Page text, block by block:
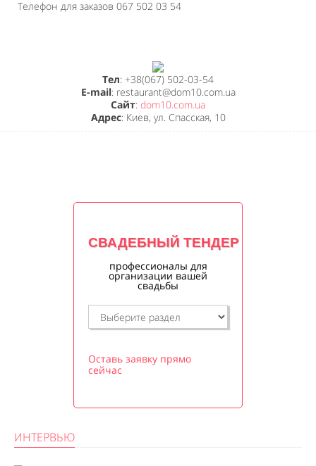
Телефон для заказов 067 502 03 54
Тел: +38(067) 502-03-54
E-mail: restaurant@dom10.com.ua
Сайт: dom10.com.ua
Адрес: Киев, ул. Спасская, 10
СВАДЕБНЫЙ ТЕНДЕР
профессионалы для
организации вашей
свадьбы
Оставь заявку прямо
сейчас
ИНТЕРВЬЮ